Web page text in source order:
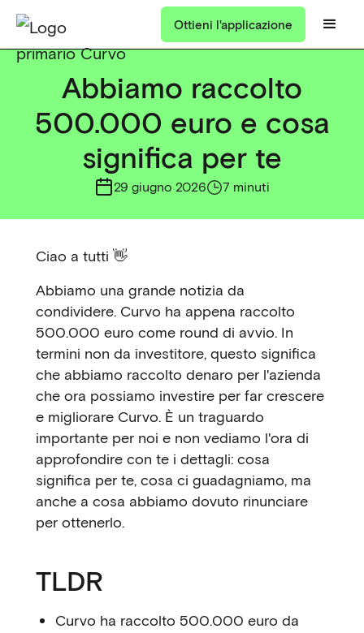
Ottieni l'applicazione
Abbiamo raccolto
500.000 euro e cosa
significa per te
29 giugno 2026 7 minuti
Ciao a tutti 👋
Abbiamo una grande notizia da
condividere. Curvo ha appena raccolto
500.000 euro come round di avvio. In
termini non da investitore, questo significa
che abbiamo raccolto denaro per l'azienda
che ora possiamo investire per far crescere
e migliorare Curvo. È un traguardo
importante per noi e non vediamo l'ora di
approfondire con te i dettagli: cosa
significa per te, cosa ci guadagniamo, ma
anche a cosa abbiamo dovuto rinunciare
per ottenerlo.
TLDR
Curvo ha raccolto 500.000 euro da